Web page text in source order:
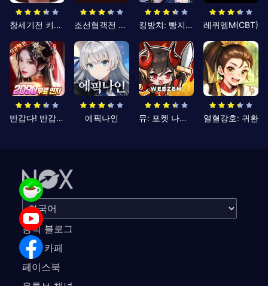
창세기전 키우기 조선협객전 클래식 킹방치: 빵지의 제왕 레퀴엠M(CBT)
반갑다! 반갑삼국지 에픽나인 뮤: 포켓 나이츠 열혈강호: 귀환
공식 블로그
공식 카페
페이스북